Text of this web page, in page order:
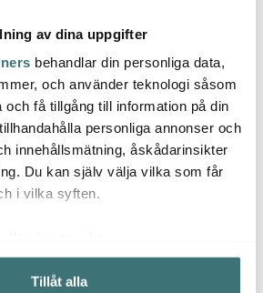
av dina uppgifter
behandlar din personliga data,
och använder teknologi såsom
få tillgång till information på din
personliga annonser och
innehållsmätning, åskådarinsikter
Du kan själv välja vilka som får
i vilka syften.
om din geografiska plats som
på upp till flera meter
Tillåt alla
Spode
Blue Italian servettring
4-pack blå/vit
678 kr